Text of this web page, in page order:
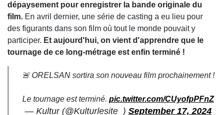
dépaysement pour enregistrer la bande originale du
film. En avril dernier, une série de casting a eu lieu pour
des figurants dans son film où tout le monde pouvait y
participer. Et aujourd'hui, on vient d'apprendre que le
tournage de ce long-métrage est enfin terminé !
🚨 ORELSAN sortira son nouveau film prochainement !
Le tournage est terminé. pic.twitter.com/CUyofpPFnZ
— Kultur (@Kulturlesite_) September 17, 2024